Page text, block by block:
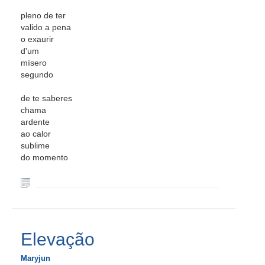
pleno de ter
valido a pena
o exaurir
d'um
mísero
segundo
de te saberes
chama
ardente
ao calor
sublime
do momento
Elevação
Maryjun